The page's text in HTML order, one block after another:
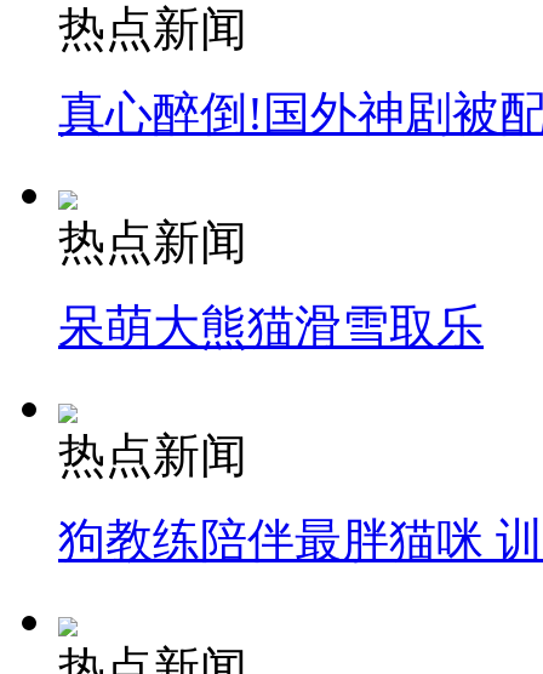
热点新闻
真心醉倒!国外神剧被
热点新闻
呆萌大熊猫滑雪取乐
热点新闻
狗教练陪伴最胖猫咪